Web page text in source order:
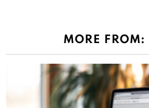
MORE FROM: